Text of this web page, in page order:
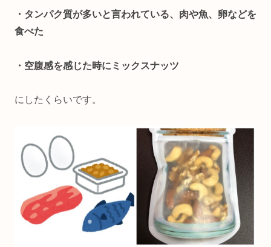
・タンパク質が多いと言われている、肉や魚、卵などを
食べた
・空腹感を感じた時にミックスナッツ
にしたくらいです。